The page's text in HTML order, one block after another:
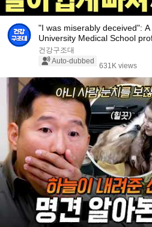
"I was miserably deceived":
University Medical School
aft...
건강구조대
Auto-dubbed
631K views